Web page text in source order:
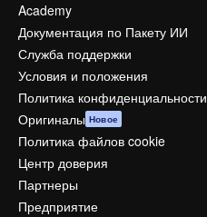
Academy
Документация по Пакету ИИ
Служба поддержки
Условия и положения
Политика конфиденциальности
Оригиналы Новое
Политика файлов cookie
Центр доверия
Партнеры
Предприятие